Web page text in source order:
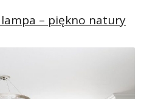
– piękno natury